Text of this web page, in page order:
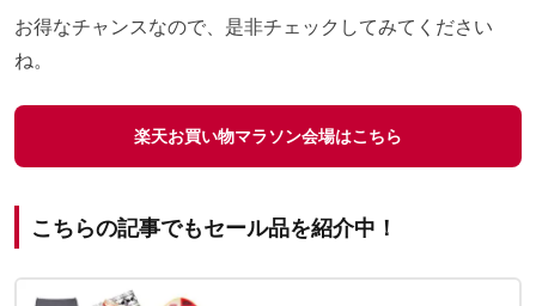
お得なチャンスなので、是非チェックしてみてください
ね。
楽天お買い物マラソン会場はこちら
こちらの記事でもセール品を紹介中！